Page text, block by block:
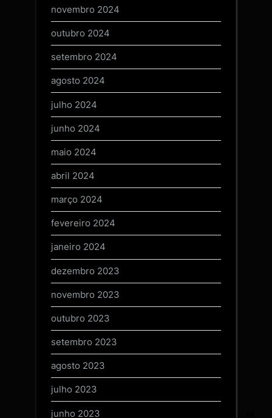
novembro 2024
outubro 2024
setembro 2024
agosto 2024
julho 2024
junho 2024
maio 2024
abril 2024
março 2024
fevereiro 2024
janeiro 2024
dezembro 2023
novembro 2023
outubro 2023
setembro 2023
agosto 2023
julho 2023
junho 2023